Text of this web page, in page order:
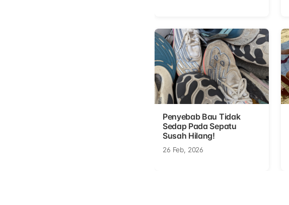
Penyebab Bau Tidak
Sedap Pada Sepatu
Susah Hilang!
26 Feb, 2026